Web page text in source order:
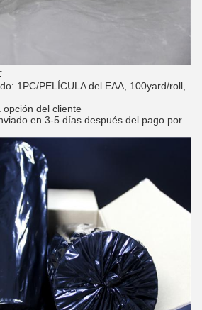
1PC/PELÍCULA del EAA, 100yard/roll,
del cliente
en 3-5 días después del pago por